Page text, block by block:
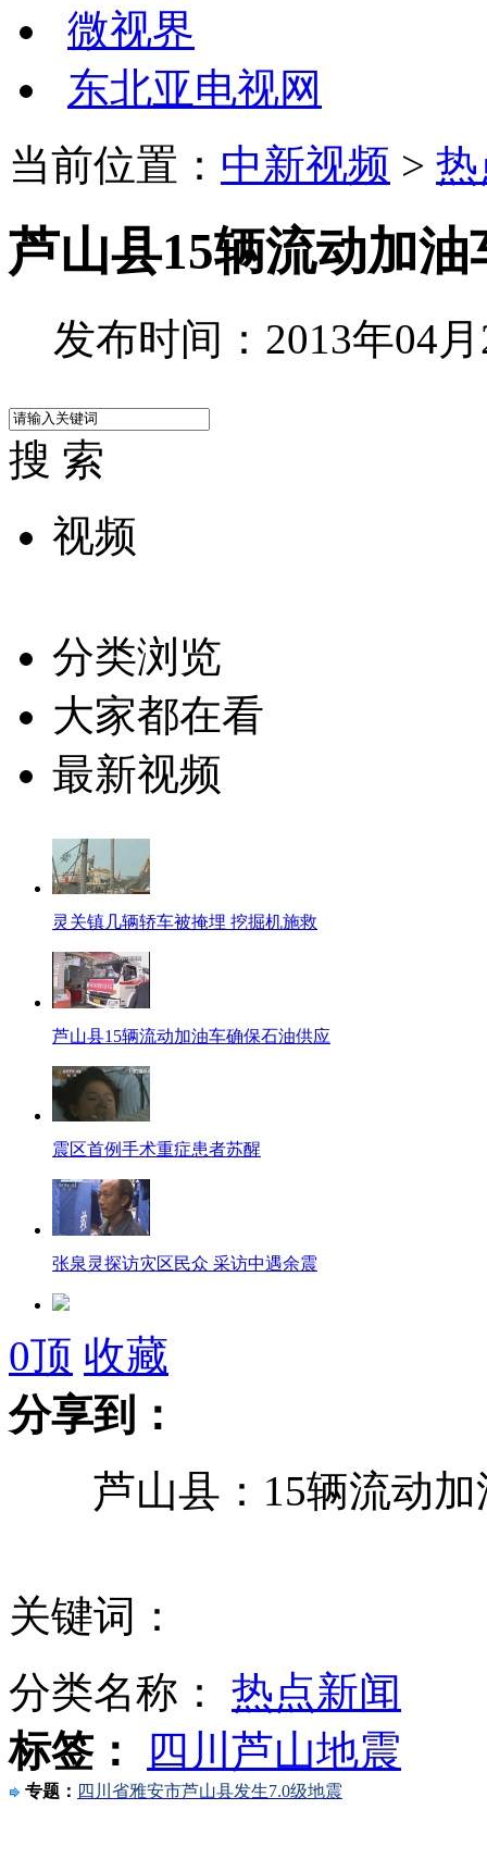
微视界
东北亚电视网
当前位置： 中新视频 >
芦山县15辆流动加
发布时间：2013年04
搜 索
视频
分类浏览
大家都在看
最新视频
灵关镇几辆轿车被掩埋 挖掘机施救
芦山县15辆流动加油车确保石油供应
震区首例手术重症患者苏醒
张泉灵探访灾区民众 采访中遇余震
芦山地震灾区第一所帐篷学校开课
韩媒称朝鲜或于25日试射导弹
大娘煮一桶鸡蛋 塞给灾区救援人员
实拍：地震灾区阻路巨石被爆破
波士顿爆炸嫌犯:哥哥曾是拳击手 弟弟是摔跤队成员
0顶 收藏
分享到：
芦山县：15辆流动加
关键词：
分类名称： 热点新闻
标签：
四川芦山地震
专题： 四川省雅安市芦山县发生7.0级地震